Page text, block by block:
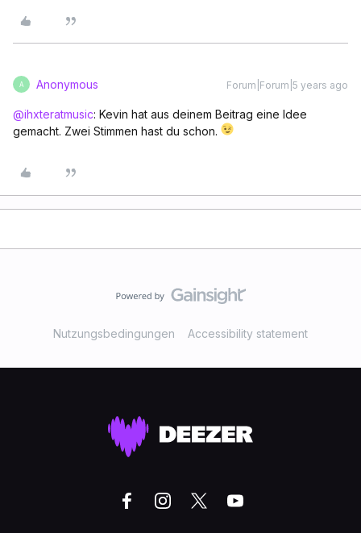
A Anonymous Forum|Forum|5 years ago
@ihxteratmusic: Kevin hat aus deinem Beitrag eine Idee
gemacht. Zwei Stimmen hast du schon.
Nutzungsbedingungen Accessibility statement